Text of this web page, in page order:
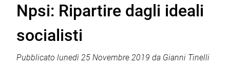
Npsi: Ripartire dagli ideali
socialisti
Pubblicato lunedì 25 Novembre 2019 da Gianni Tinelli